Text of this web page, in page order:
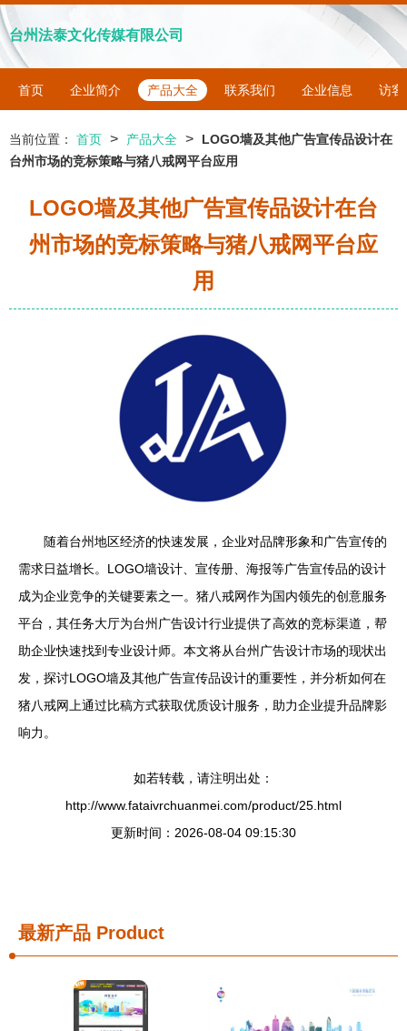
台州法泰文化传媒有限公司
首页 企业简介 产品大全 联系我们 企业信息 访客
当前位置： 首页 > 产品大全 >
LOGO墙及其他广告宣传品设计在
台州市场的竞标策略与猪八戒网平台应用
LOGO墙及其他广告宣传品设计在台
州市场的竞标策略与猪八戒网平台应
用
随着台州地区经济的快速发展，企业对品牌形象和广告宣传的
需求日益增长。LOGO墙设计、宣传册、海报等广告宣传品的设计
成为企业竞争的关键要素之一。猪八戒网作为国内领先的创意服务
平台，其任务大厅为台州广告设计行业提供了高效的竞标渠道，帮
助企业快速找到专业设计师。本文将从台州广告设计市场的现状出
发，探讨LOGO墙及其他广告宣传品设计的重要性，并分析如何在
猪八戒网上通过比稿方式获取优质设计服务，助力企业提升品牌影
响力。
如若转载，请注明出处：
http://www.fataivrchuanmei.com/product/25.html
更新时间：2026-08-04 09:15:30
最新产品 Product